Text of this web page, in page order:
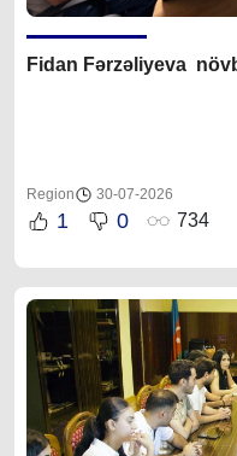
Fidan Fərzəliyeva
Region 30-07-2026
1 0 734